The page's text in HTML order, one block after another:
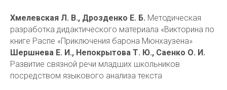
Хмелевская Л. В., Дрозденко Е. Б. Методическая
разработка дидактического материала «Викторина по
книге Распе «Приключения барона Мюнхаузена»
Шершнева Е. И., Непокрытова Т. Ю., Саенко О. И.
Развитие связной речи младших школьников
посредством языкового анализа текста